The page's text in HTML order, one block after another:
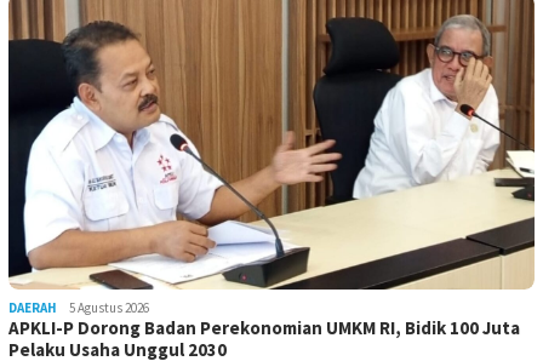
DAERAH 5 Agustus 2026
APKLI-P Dorong Badan Perekonomian UMKM RI, Bidik 100 Juta
Pelaku Usaha Unggul 2030